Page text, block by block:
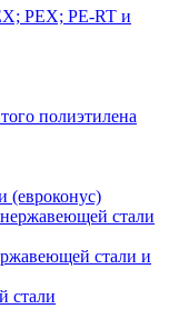
PEX; PE-RT и
полиэтилена
(евроконус)
стали и
стали